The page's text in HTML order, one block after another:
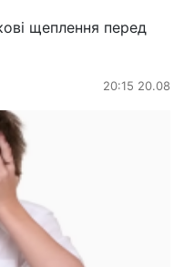
щеплення перед
20:15 20.08